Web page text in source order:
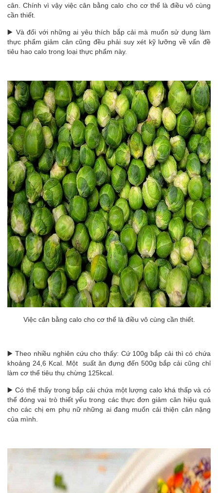
cân. Chính vì vậy việc cân bằng calo cho cơ thể là điều vô cùng
cần thiết.
▶️ Và đối với những ai yêu thích bắp cải mà muốn sử dụng làm
thực phẩm giảm cân cũng đều phải suy xét kỹ lưỡng về vấn đề
tiêu hao calo trong loại thực phẩm này.
Việc cân bằng calo cho cơ thể là điều vô cùng cần thiết.
▶️ Theo nhiều nghiên cứu cho thấy: Cứ 100g bắp cải thì có chứa
khoảng 24,6 Kcal. Một suất ăn đựng đến 500g bắp cải cũng chỉ
làm cơ thể tiêu thụ chừng 125kcal.
▶️ Có thể thấy trong bắp cải chứa một lượng calo khá thấp và có
thể đóng vai trò thiết yếu trong các thực đơn giảm cân hiệu quả
cho các chị em phụ nữ những ai đang muốn cải thiện cân nặng
của mình.